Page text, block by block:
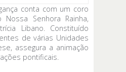
conta com um coro
Senhora Rainha,
Libano. Constituído
de várias Unidades
assegura a animação
pontificais.